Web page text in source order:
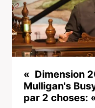
« Dimension
Mulligan's
par 2 choses: